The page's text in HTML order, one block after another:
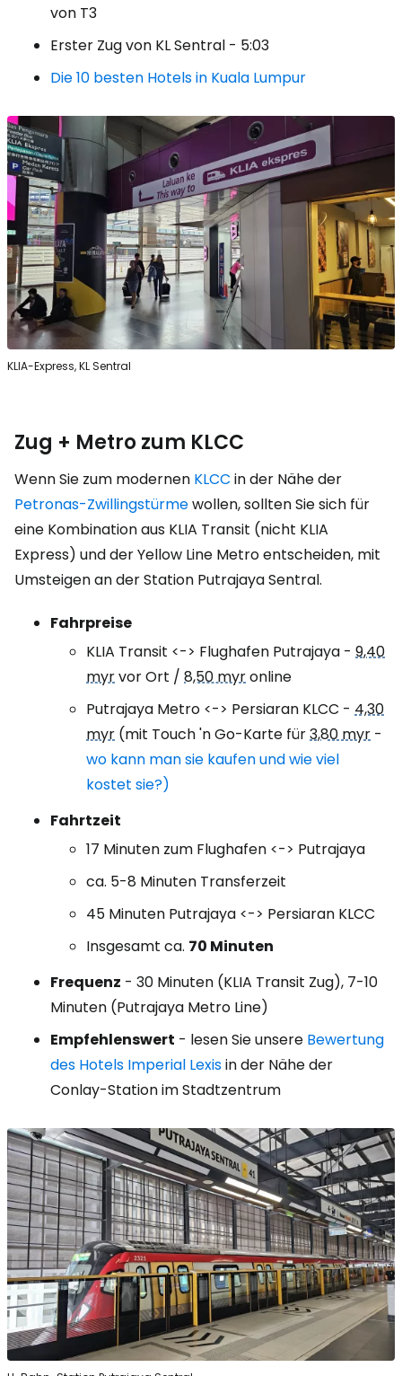
von T3
Erster Zug von KL Sentral - 5:03
Die 10 besten Hotels in Kuala Lumpur
KLIA-Express, KL Sentral
Zug + Metro zum KLCC
Wenn Sie zum modernen KLCC in der Nähe der
Petronas-Zwillingstürmewollen, sollten Sie sich für
eine Kombination aus KLIA Transit (nicht KLIA
Express) und der Yellow Line Metro entscheiden, mit
Umsteigen an der Station Putrajaya Sentral.
Fahrpreise
KLIA Transit <-> Flughafen Putrajaya - 9,40
myrvor Ort / 8,50 myronline
Putrajaya Metro <-> Persiaran KLCC - 4,30
myr (mit Touch 'n Go-Karte für3,80 myr -
wo kann man sie kaufen und wie viel
kostet sie?)
Fahrtzeit
17 Minuten zum Flughafen <-> Putrajaya
ca. 5-8 Minuten Transferzeit
45 Minuten Putrajaya <-> Persiaran KLCC
Insgesamt ca. 70 Minuten
Frequenz - 30 Minuten (KLIA Transit Zug), 7-10
Minuten (Putrajaya Metro Line)
Empfehlenswert - lesen Sie unsere Bewertung
des Hotels Imperial Lexisin der Nähe der
Conlay-Station im Stadtzentrum